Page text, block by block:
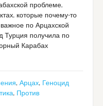
проблеме,
которые почему-то
по Арцахской
Турция получила по
Карабах
,Арцах, Геноцид
, Против